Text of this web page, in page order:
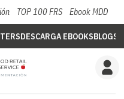
TOP 100 FRS Ebook MDD
DESCARGA EBOOKSBLOGS